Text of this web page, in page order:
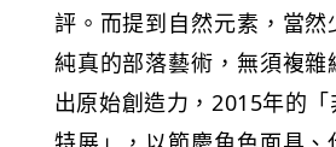
評。而提到自然元素，當
純真的部落藝術，無須複
出原始創造力，2015年的